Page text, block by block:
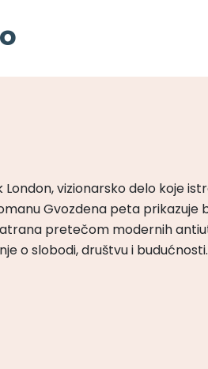
vizionarsko delo koje
Gvozdena peta
pretečom modernih
o slobodi, društvu i budućnosti.